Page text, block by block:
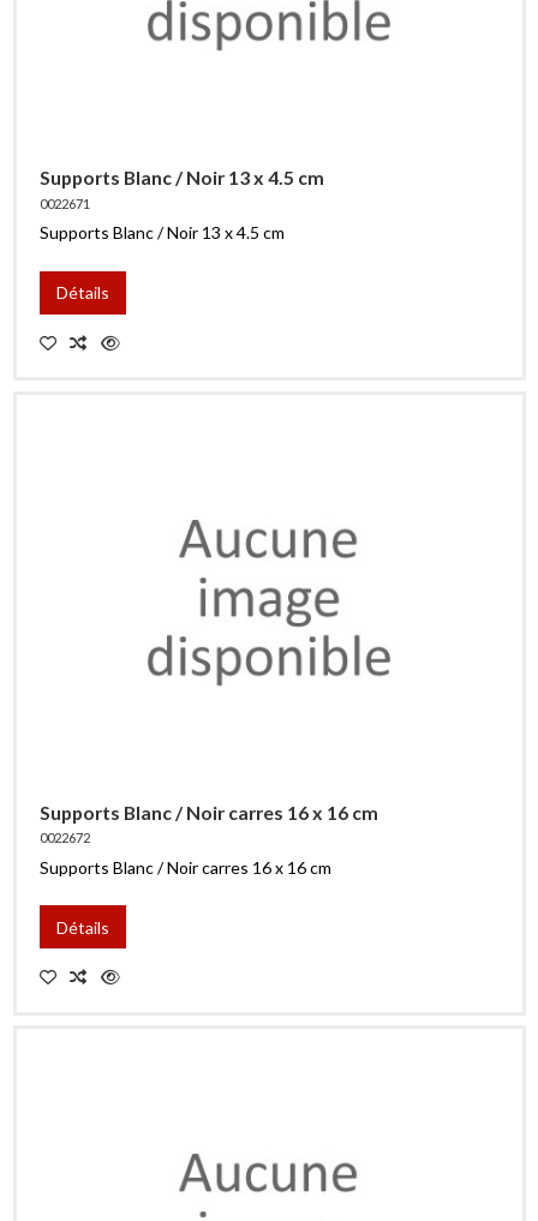
Supports Blanc / Noir 13 x 4.5 cm
0022671
Supports Blanc / Noir 13 x 4.5 cm
Détails
Supports Blanc / Noir carres 16 x 16 cm
0022672
Supports Blanc / Noir carres 16 x 16 cm
Détails